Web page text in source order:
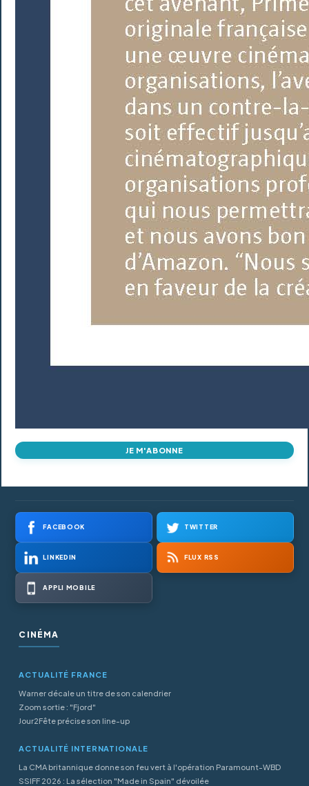
JE M'ABONNE
FACEBOOK TWITTER
LINKEDIN FLUX RSS
APPLI MOBILE
CINÉMA
ACTUALITÉ FRANCE
Warner décale un titre de son calendrier
Zoom sortie : "Fjord"
Jour2Fête précise son line-up
ACTUALITÉ INTERNATIONALE
La CMA britannique donne son feu vert à l'opération Paramount-WBD
SSIFF 2026 : La sélection "Made in Spain" dévoilée